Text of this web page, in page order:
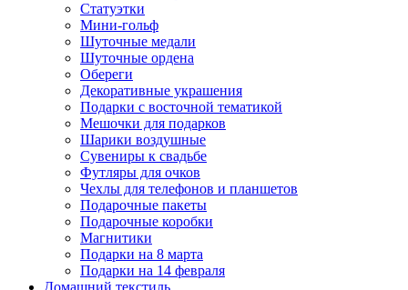
Статуэтки
Мини-гольф
Шуточные медали
Шуточные ордена
Обереги
Декоративные украшения
Подарки с восточной тематикой
Мешочки для подарков
Шарики воздушные
Сувениры к свадьбе
Футляры для очков
Чехлы для телефонов и планшетов
Подарочные пакеты
Подарочные коробки
Магнитики
Подарки на 8 марта
Подарки на 14 февраля
Домашний текстиль